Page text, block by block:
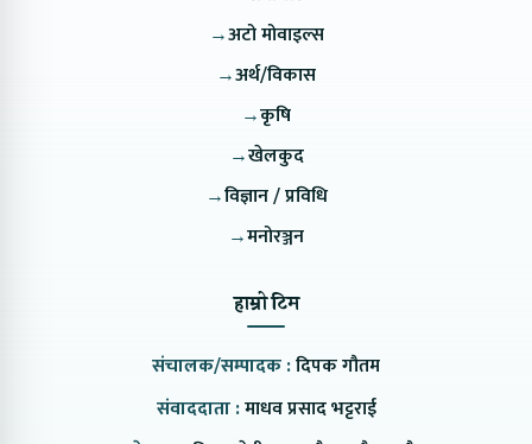
→अटो मोवाइल्स
→अर्थ/विकास
→कृषि
→खेलकुद
→विज्ञान / प्रविधि
→मनोरञ्जन
हाम्रो टिम
संचालक/सम्पादक :दिपक गौतम
संवाददाता :माधव प्रसाद भट्टराई